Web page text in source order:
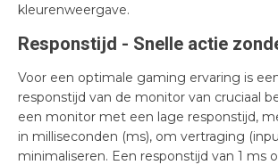
kleurenweergave.
Responstijd - Snelle actie
Voor een optimale gaming ervaring is
responstijd van de monitor van cruciaal
een monitor met een lage responstijd,
in milliseconden (ms), om vertraging
minimaliseren. Een responstijd van 1 ms